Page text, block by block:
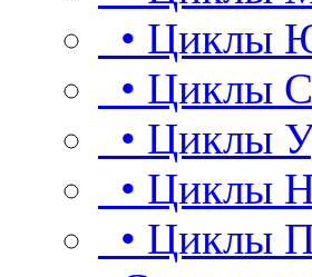
• Циклы
• Циклы
• Циклы
• Циклы
• Циклы